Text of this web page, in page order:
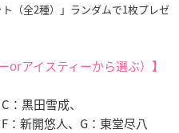
（全2種）」ランダムで1枚プレゼ
orアイスティーから選ぶ）】
黒田雪成、
：新開悠人、G：東堂尽八